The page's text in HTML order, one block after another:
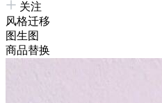
关注
风格迁移
图生图
商品替换